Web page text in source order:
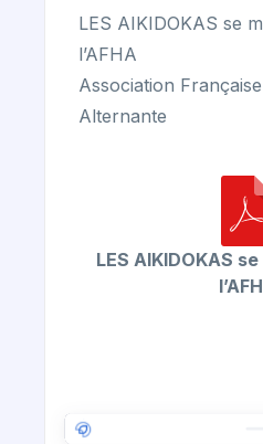
LES AIKIDOKAS se
l’AFHA
Association
Alternante
LES AIKIDOKAS